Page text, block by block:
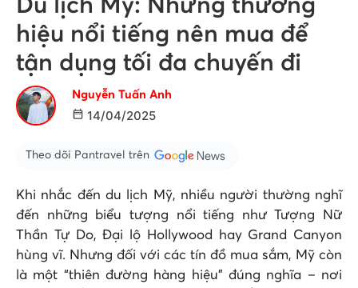
Du lịch Mỹ: Những thương
hiệu nổi tiếng nên mua để
tận dụng tối đa chuyến đi
Nguyễn Tuấn Anh
14/04/2025
Theo dõi Pantravel trên
Khi nhắc đến du lịch Mỹ, nhiều người thường nghĩ
đến những biểu tượng nổi tiếng như Tượng Nữ
Thần Tự Do, Đại lộ Hollywood hay Grand Canyon
hùng vĩ. Nhưng đối với các tín đồ mua sắm, Mỹ còn
là một “thiên đường hàng hiệu” đúng nghĩa – nơi